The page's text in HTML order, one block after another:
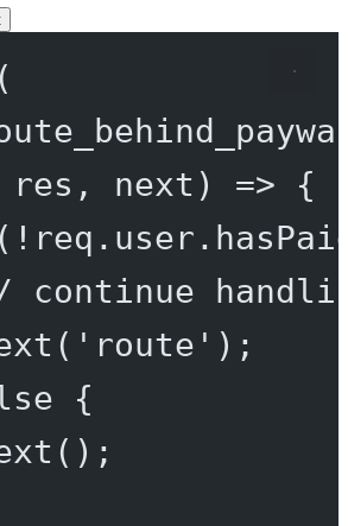
(
res , next ) => {
!
continue
( 'route' );
{
();